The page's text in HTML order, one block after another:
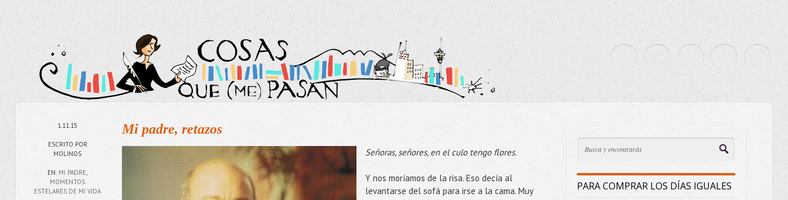
1.11.15
ESCRITO POR
MOLINOS
EN: MI PADRE,
MOMENTOS
ESTELARES DE MI VIDA
Mi padre, retazos
Señoras, señores, en el culo tengo flores.
Y nos moríamos de la risa. Eso decía al
levantarse del sofá para irse a la cama. Muy
PARA COMPRAR LOS DÍAS IGUALES